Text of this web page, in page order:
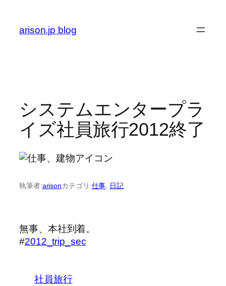
arison.jp blog
システムエンタープラ
イズ社員旅行2012終了
執筆者:arisonカテゴリ:仕事 日記
無事、本社到着。
#2012_trip_sec
社員旅行